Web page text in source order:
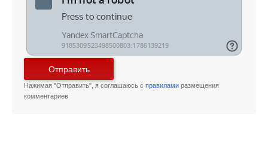
Отправить
Нажимая "Отправить", я соглашаюсь с правилами размещения
комментариев